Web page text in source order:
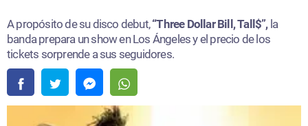
A propósito de su disco debut,“Three Dollar Bill, Tall$”,la
banda prepara un show en Los Ángeles y el precio de los
tickets sorprende a sus seguidores.